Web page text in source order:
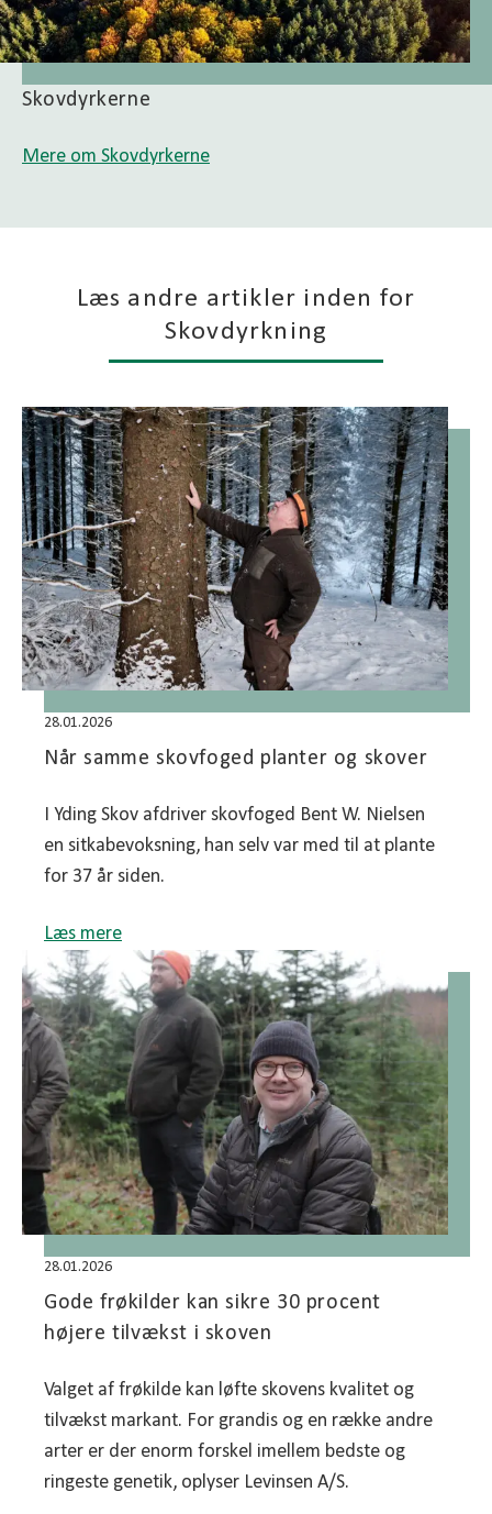
Skovdyrkerne
Mere om Skovdyrkerne
Læs andre artikler inden for
Skovdyrkning
28.01.2026
Når samme skovfoged planter og skover
I Yding Skov afdriver skovfoged Bent W. Nielsen
en sitkabevoksning, han selv var med til at plante
for 37 år siden.
Læs mere
28.01.2026
Gode frøkilder kan sikre 30 procent
højere tilvækst i skoven
Valget af frøkilde kan løfte skovens kvalitet og
tilvækst markant. For grandis og en række andre
arter er der enorm forskel imellem bedste og
ringeste genetik, oplyser Levinsen A/S.